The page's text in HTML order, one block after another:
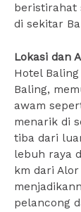
beristirahat
di sekitar
Lokasi dan
Hotel
Baling,
awam
menarik di
tiba dari
lebuh raya
km dari
pelancong